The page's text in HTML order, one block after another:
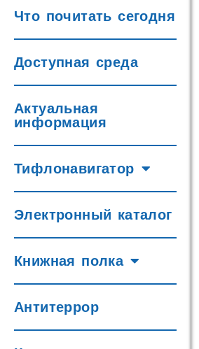
Что почитать сегодня
Доступная среда
Актуальная
информация
Тифлонавигатор
Электронный каталог
Книжная полка
Антитеррор